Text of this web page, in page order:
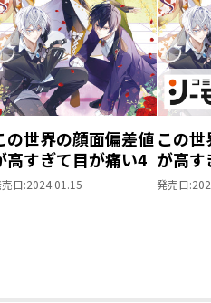
の世界の顔面偏差値
高すぎて目が痛い4
日:2024.01.15
この
が高す
4【シ
発売日: